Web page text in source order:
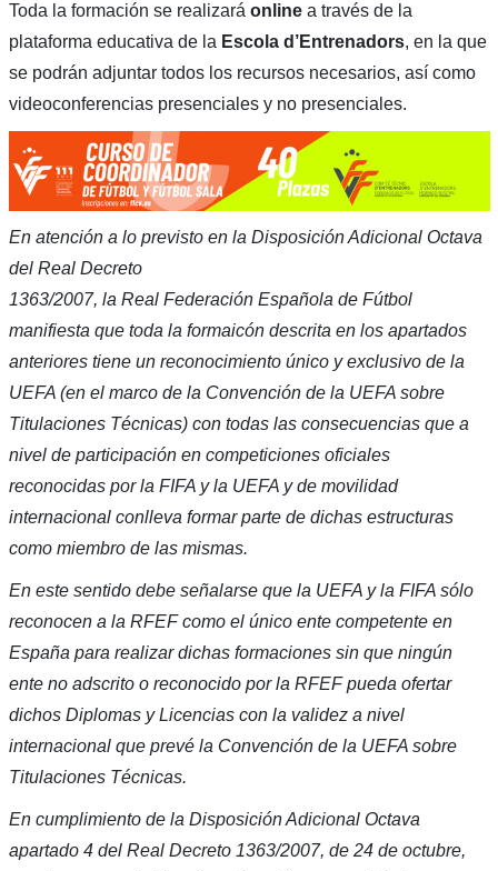
Toda la formación se realizará onlinea través de la
plataforma educativa de la Escola d’Entrenadors, en la que
se podrán adjuntar todos los recursos necesarios, así como
videoconferencias presenciales y no presenciales.
En atención a lo previsto en la Disposición Adicional Octava
del Real Decreto
1363/2007, la Real Federación Española de Fútbol
manifiesta que toda la formaicón descrita en los apartados
anteriores tiene un reconocimiento único y exclusivo de la
UEFA (en el marco de la Convención de la UEFA sobre
Titulaciones Técnicas) con todas las consecuencias que a
nivel de participación en competiciones oficiales
reconocidas por la FIFA y la UEFA y de movilidad
internacional conlleva formar parte de dichas estructuras
como miembro de las mismas.
En este sentido debe señalarse que la UEFA y la FIFA sólo
reconocen a la RFEF como el único ente competente en
España para realizar dichas formaciones sin que ningún
ente no adscrito o reconocido por la RFEF pueda ofertar
dichos Diplomas y Licencias con la validez a nivel
internacional que prevé la Convención de la UEFA sobre
Titulaciones Técnicas.
En cumplimiento de la Disposición Adicional Octava
apartado 4 del Real Decreto 1363/2007, de 24 de octubre,